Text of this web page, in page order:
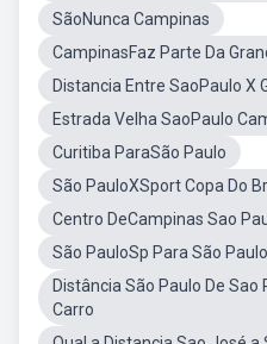
SãoNunca Campinas
CampinasFaz Parte Da
Distancia Entre SaoPaulo X
Estrada Velha SaoPaulo
Curitiba ParaSão Paulo
São PauloXSport Copa Do
Centro DeCampinas Sao
São PauloSp Para São
Distância São Paulo De Sao
Carro